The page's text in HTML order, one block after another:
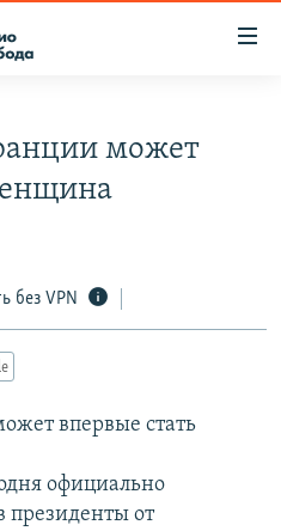
может
без VPN
впервые стать
официально
президенты от